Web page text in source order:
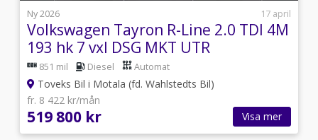
Ny 2026
17 april
Volkswagen Tayron R-Line 2.0 TDI 4M
193 hk 7 vxl DSG MKT UTR
851 mil Diesel Automat
Toveks Bil i Motala (fd. Wahlstedts Bil)
fr. 8 422 kr/mån
519 800 kr Visa mer